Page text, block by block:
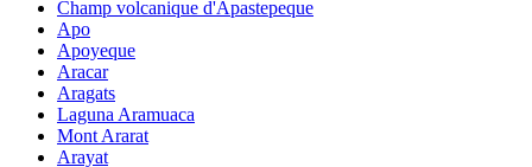
Champ volcanique d'Apastepeque
Apo
Apoyeque
Aracar
Aragats
Laguna Aramuaca
Mont Ararat
Arayat